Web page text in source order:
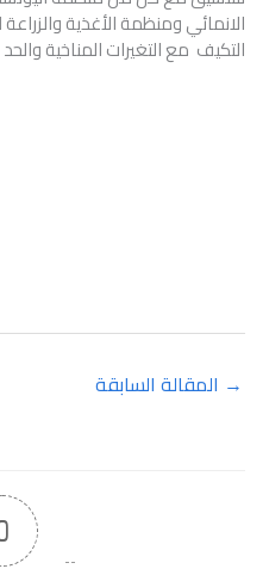
الانمائي ومنظمة الأغذية
التكيف مع التغيرات المناخية
→ المقالة السابقة